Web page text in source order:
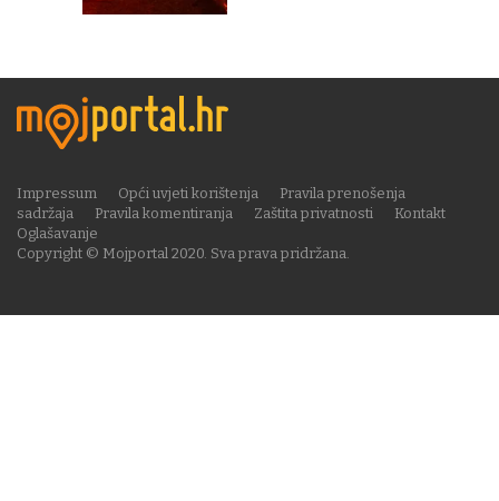
Copyright © Mojportal 2020. Sva prava pridržana.
Impressum Opći uvjeti korištenja
Pravila prenošenja
sadržaja
Pravila komentiranja Zaštita privatnosti
Kontakt
Oglašavanje